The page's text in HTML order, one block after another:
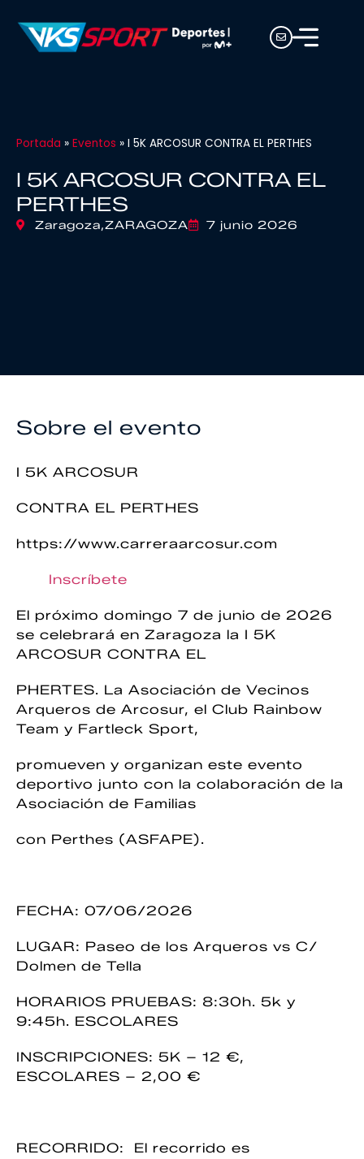
Portada » Eventos » I 5K ARCOSUR CONTRA EL PERTHES
I 5K ARCOSUR CONTRA EL
PERTHES
Zaragoza,ZARAGOZA 7 junio 2026
Sobre el evento
I 5K ARCOSUR
CONTRA EL PERTHES
https://www.carreraarcosur.com
Inscríbete
El próximo domingo 7 de junio de 2026
se celebrará en Zaragoza la I 5K
ARCOSUR CONTRA EL
PHERTES. La Asociación de Vecinos
Arqueros de Arcosur, el Club Rainbow
Team y Fartleck Sport,
promueven y organizan este evento
deportivo junto con la colaboración de la
Asociación de Familias
con Perthes (ASFAPE).
FECHA: 07/06/2026
LUGAR: Paseo de los Arqueros vs C/
Dolmen de Tella
HORARIOS PRUEBAS: 8:30h. 5k y
9:45h. ESCOLARES
INSCRIPCIONES: 5K – 12 €,
ESCOLARES – 2,00 €
RECORRIDO: El recorrido es